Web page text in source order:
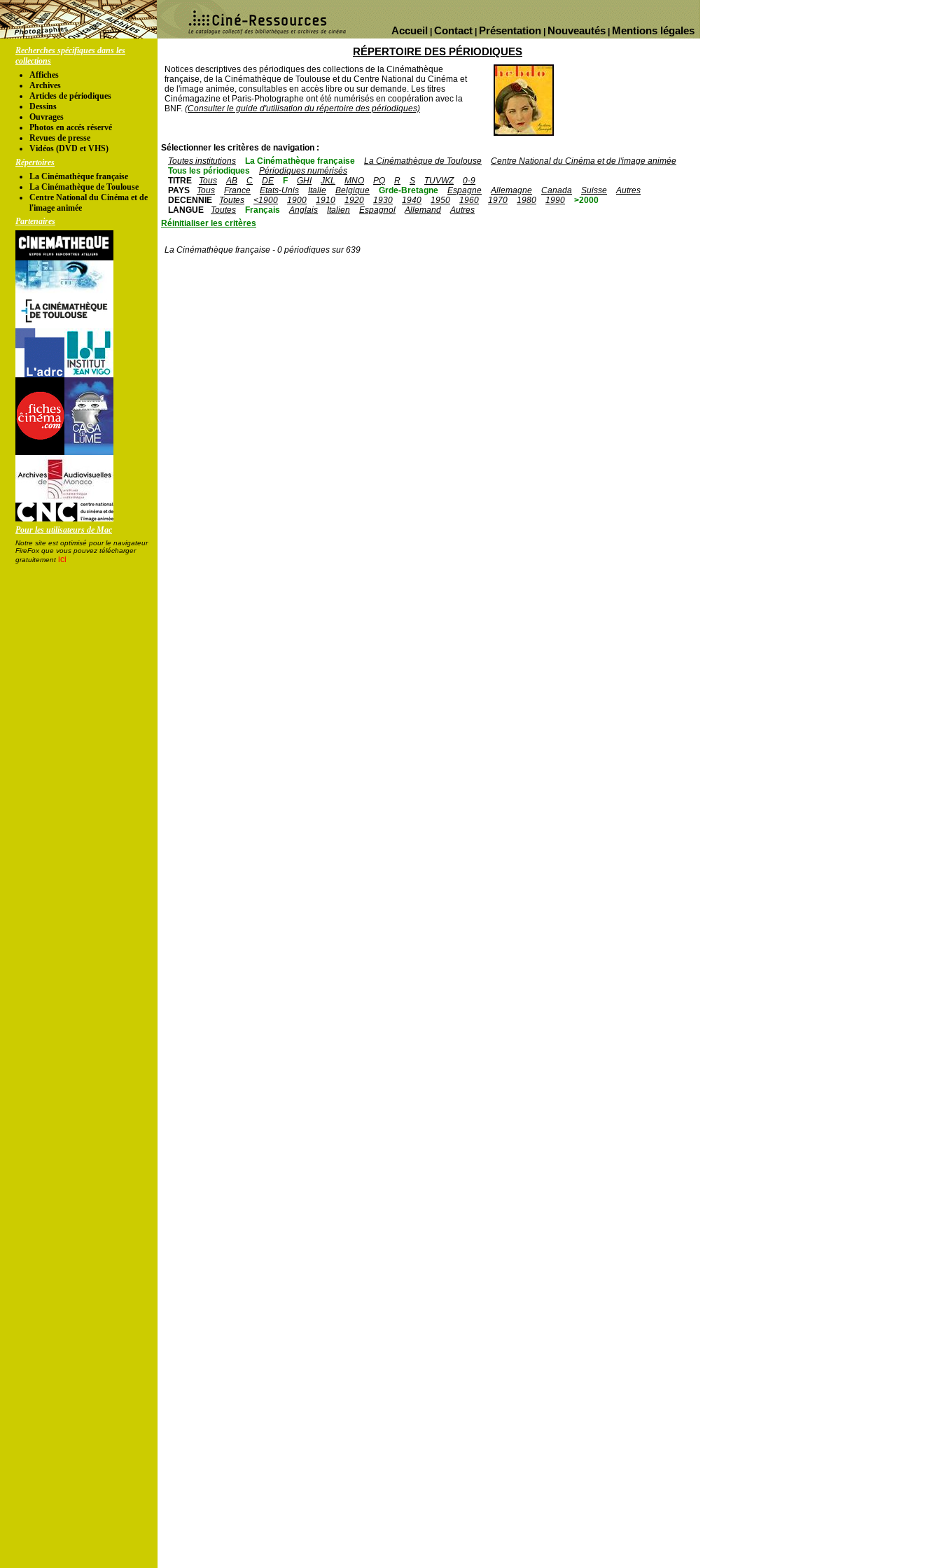
Mentions légales
Nouveautés
Présentation
Contact
Accueil
Recherches spécifiques dans les
collections
Affiches
Archives
Articles de périodiques
Dessins
Ouvrages
Photos en accés réservé
Revues de presse
Vidéos (DVD et VHS)
Répertoires
La Cinémathèque française
La Cinémathèque de Toulouse
Centre National du Cinéma et de
l'image animée
Partenaires
Pour les utilisateurs de Mac
Notre site est optimisé pour le navigateur
FireFox que vous pouvez télécharger
gratuitement ici
RÉPERTOIRE DES PÉRIODIQUES
Notices descriptives des périodiques des collections de la Cinémathèque
française, de la Cinémathèque de Toulouse et du Centre National du Cinéma et
de l'image animée, consultables en accès libre ou sur demande. Les titres
Cinémagazine et Paris-Photographe ont été numérisés en coopération avec la
BNF. (Consulter le guide d'utilisation du répertoire des périodiques)
Sélectionner les critères de navigation :
Toutes institutions
La Cinémathèque française La Cinémathèque de Toulouse
Centre National du Cinéma et de l'image animée
Tous les périodiques
Périodiques numérisés
TITRE
Tous AB C DE F GHI JKL MNO PQ R S TUVWZ
0-9
PAYS
Tous France Etats-Unis Italie Belgique Grde-Bretagne Espagne Allemagne Canada Suisse
Autres
DECENNIE
Toutes <1900 1900 1910 1920 1930 1940 1950 1960 1970 1980 1990
>2000
LANGUE
Toutes Français Anglais Italien Espagnol Allemand
Autres
Réinitialiser les critères
La Cinémathèque française - 0 périodiques sur 639